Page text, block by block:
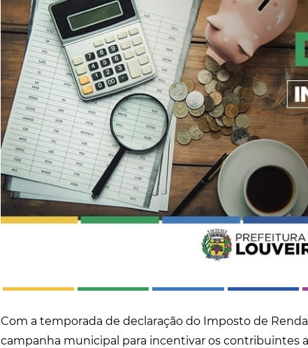
Com a temporada de declaração do Imposto de
campanha municipal para incentivar os contribuintes